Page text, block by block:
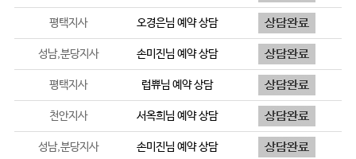
평택지사 오경은님 예약 상담
성남,분당지사 손미진님 예약 상담
평택지사 럽쀼님 예약 상담
천안지사 서옥희님 예약 상담
성남,분당지사 손미진님 예약 상담